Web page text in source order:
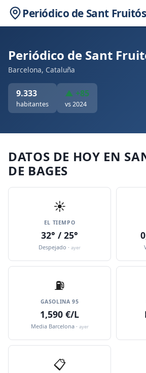
Periódico de Sant
Periódico de Sant
Barcelona, Cataluña
9.333
habitantes
▲ +85
vs 2024
DATOS DE HOY EN
DE BAGES
☀️
EL TIEMPO
32° / 25°
Despejado · ayer
⛽️
GASOLINA 95
1,590 €/L
Media Barcelona · ayer
📋